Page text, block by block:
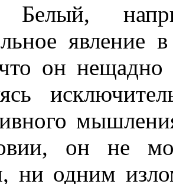
Белый,
явление
он нещадно
он не
ни одним